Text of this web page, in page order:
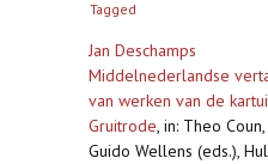
Tagged
Jan Deschamps
Middelnederlandse
van werken van de
Gruitrode, in: Theo
Guido Wellens (eds.),